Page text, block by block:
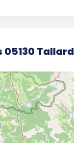
05130 Tallard